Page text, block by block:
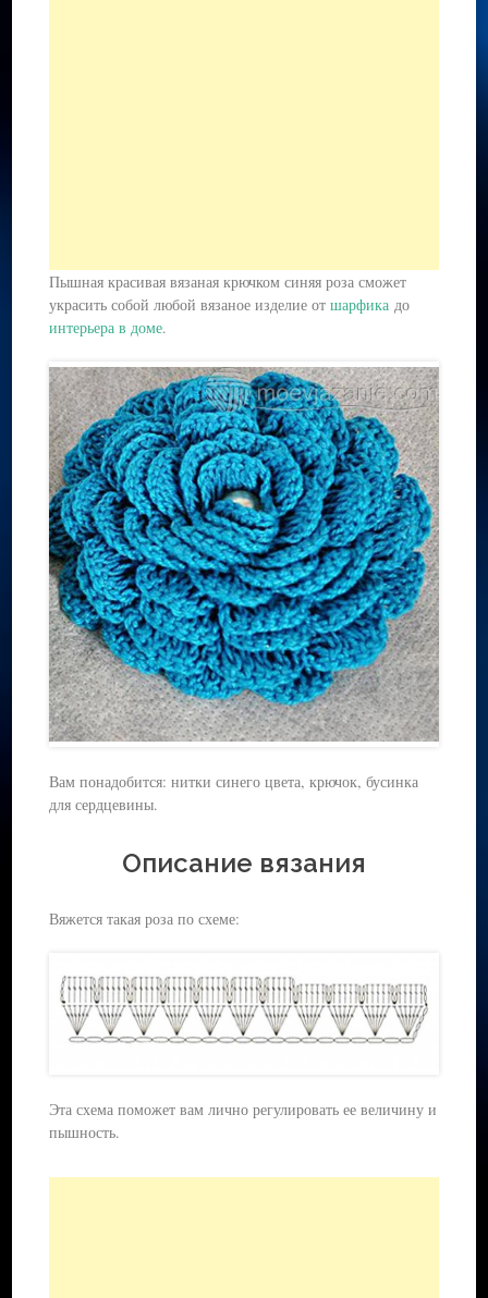
Пышная красивая вязаная крючком синяя роза сможет
украсить собой любой вязаное изделие отшарфика до
интерьера в доме.
Вам понадобится: нитки синего цвета, крючок, бусинка
для сердцевины.
Описание вязания
Вяжется такая роза по схеме:
Эта схема поможет вам лично регулировать ее величину и
пышность.